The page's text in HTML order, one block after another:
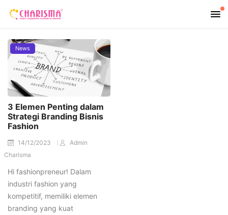
News
3 Elemen Penting dalam
Strategi Branding Bisnis
Fashion
14/12/2023
Admin
Charisma
Hi fashionpreneur! Dalam
industri fashion yang
kompetitif, memiliki elemen
branding yang kuat